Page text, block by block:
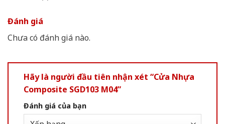
Đánh giá
Chưa có đánh giá nào.
Hãy là người đầu tiên nhận xét “Cửa Nhựa
Composite SGD103 M04”
Đánh giá của bạn